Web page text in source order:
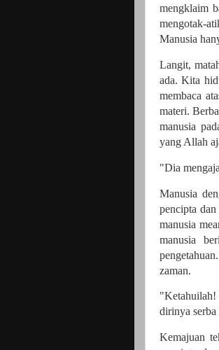
mengklaim
mengotak-
Manusia
Langit,
ada. Kita
membaca
materi.
manusia
yang Allah
"Dia
Manusia
pencipta
manusia
manusia
zaman.
"Ketahuilah!
dirinya
Kemajuan